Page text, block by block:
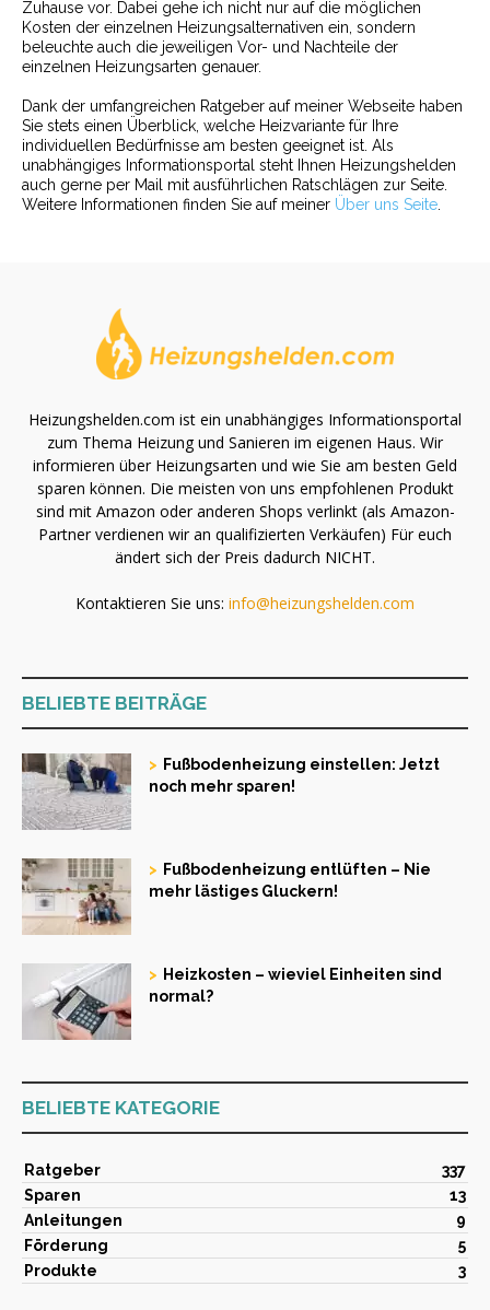
Zuhause vor. Dabei gehe ich nicht nur auf die möglichen
Kosten der einzelnen Heizungsalternativen ein, sondern
beleuchte auch die jeweiligen Vor- und Nachteile der
einzelnen Heizungsarten genauer.
Dank der umfangreichen Ratgeber auf meiner Webseite haben
Sie stets einen Überblick, welche Heizvariante für Ihre
individuellen Bedürfnisse am besten geeignet ist. Als
unabhängiges Informationsportal steht Ihnen Heizungshelden
auch gerne per Mail mit ausführlichen Ratschlägen zur Seite.
Weitere Informationen finden Sie auf meiner Über uns Seite
Heizungshelden.com ist ein unabhängiges Informationsportal
zum Thema Heizung und Sanieren im eigenen Haus. Wir
informieren über Heizungsarten und wie Sie am besten Geld
sparen können. Die meisten von uns empfohlenen Produkt
sind mit Amazon oder anderen Shops verlinkt (als Amazon-
Partner verdienen wir an qualifizierten Verkäufen) Für euch
ändert sich der Preis dadurch NICHT.
Kontaktieren Sie uns: info@heizungshelden.com
BELIEBTE BEITRÄGE
Fußbodenheizung einstellen: Jetzt
noch mehr sparen!
Fußbodenheizung entlüften – Nie
mehr lästiges Gluckern!
Heizkosten – wieviel Einheiten sind
normal?
BELIEBTE KATEGORIE
Ratgeber
337
Sparen
13
Anleitungen
9
Förderung
5
Produkte
3